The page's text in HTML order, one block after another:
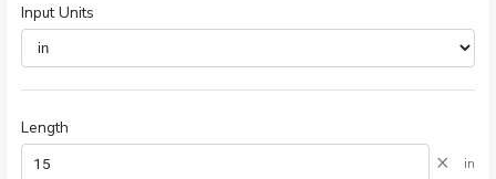
Input Units
Length
× in